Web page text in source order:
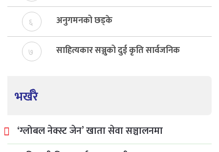
६ अनुगमनको छड्के
७ साहित्यकार सञ्जुको दुई कृति सार्वजनिक
भर्खरै
‘ग्लोबल नेक्स्ट जेन’ खाता सेवा सञ्चालनमा